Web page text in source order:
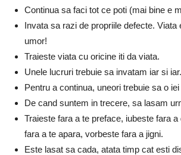
Continua sa faci tot ce poti (mai bine e
Invata sa razi de propriile defecte. Viata
umor!
Traieste viata cu oricine iti da viata.
Unele lucruri trebuie sa invatam iar si iar.
Pentru a continua, uneori trebuie sa o
De cand suntem in trecere, sa lasam
Traieste fara a te preface, iubeste fara
fara a te apara, vorbeste fara a jigni.
Este lasat sa cada, atata timp cat esti